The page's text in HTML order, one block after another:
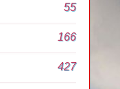
55
166
427